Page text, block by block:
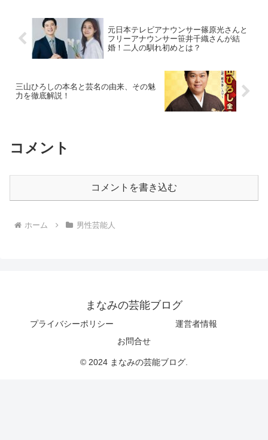
元日本テレビアナウンサー篠原光さんと
フリーアナウンサー笹井千織さんが結
婚！二人の馴れ初めとは？
三山ひろしの本名と芸名の由来、その魅
力を徹底解説！
コメント
コメントを書き込む
ホーム 男性芸能人
まなみの芸能ブログ
プライバシーポリシー
運営者情報
お問合せ
© 2024 まなみの芸能ブログ.